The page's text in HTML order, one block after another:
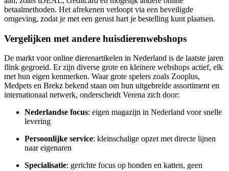
betaalmethoden. Het afrekenen verloopt via een beveiligde
omgeving, zodat je met een gerust hart je bestelling kunt plaatsen.
Vergelijken met andere huisdierenwebshops
De markt voor online dierenartikelen in Nederland is de laatste jaren
flink gegroeid. Er zijn diverse grote en kleinere webshops actief, elk
met hun eigen kenmerken. Waar grote spelers zoals Zooplus,
Medpets en Brekz bekend staan om hun uitgebreide assortiment en
internationaal netwerk, onderscheidt Verena zich door:
Nederlandse focus: eigen magazijn in Nederland voor snelle
levering
Persoonlijke service: kleinschalige opzet met directe lijnen
naar eigenaren
Specialisatie: gerichte focus op honden en katten, geen